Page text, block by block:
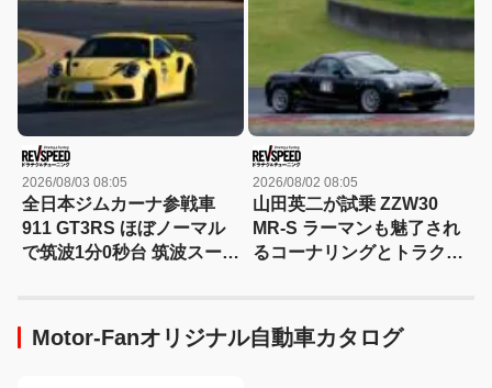
2026/08/03 08:05
全日本ジムカーナ参戦車
911 GT3RS ほぼノーマル
で筑波1分0秒台 筑波スーパ
2026/08/02 08:05
山田英二が試乗 ZZW30
MR-S ラーマンも魅了され
るコーナリングとトラクシ
Motor-Fanオリジナル自動車カタログ